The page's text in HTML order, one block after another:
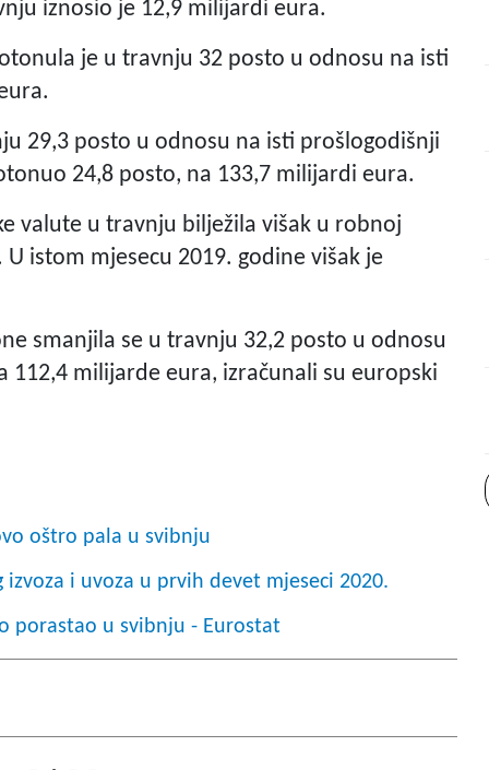
iznosio je 12,9 milijardi eura.
je u travnju 32 posto u odnosu na isti
29,3 posto u odnosu na isti prošlogodišnji
24,8 posto, na 133,7 milijardi eura.
valute u travnju bilježila višak u robnoj
istom mjesecu 2019. godine višak je
smanjila se u travnju 32,2 posto u odnosu
milijarde eura, izračunali su europski
oštro pala u svibnju
i uvoza u prvih devet mjeseci 2020.
porastao u svibnju - Eurostat